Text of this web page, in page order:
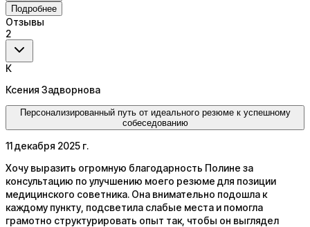
Подробнее
Отзывы
2
К
Ксения Задворнова
Персонализированный путь от идеального резюме к успешному
собеседованию
11 декабря 2025 г.
Хочу выразить огромную благодарность Полине за
консультацию по улучшению моего резюме для позиции
медицинского советника. Она внимательно подошла к
каждому пункту, подсветила слабые места и помогла
грамотно структурировать опыт так, чтобы он выглядел